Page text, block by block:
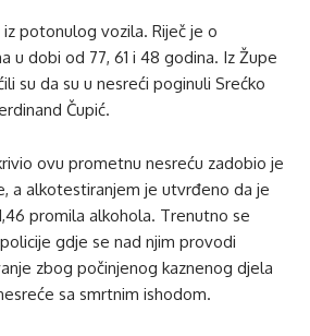
potonulog vozila. Riječ je o
u dobi od 77, 61 i 48 godina. Iz Župe
su da su u nesreći poginuli Srećko
Čupić.
ovu prometnu nesreću zadobio je
a alkotestiranjem je utvrđeno da je
promila alkohola. Trenutno se
gdje se nad njim provodi
zbog počinjenog kaznenog djela
sa smrtnim ishodom.